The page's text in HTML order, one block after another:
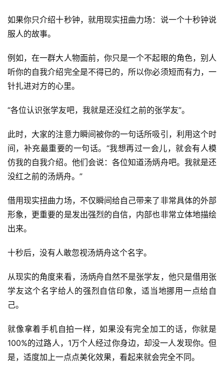
投
稿
每
好
诗
如果你只介绍十秒钟，就用现实扭曲力场：说一个十秒钟说
服人的故事。
例如，在一群大人物面前，你只是一个不起眼的角色，别人
听你的自我介绍完全是不得已的，所以你必须短而有力，一
针扎进对方的心里。
“各位认识张学友吧，我就是还没红之前的张学友”。
此时，大家的注意力瞬间被你的一句话所吸引，利用这个时
间，补充最重要的一句话。“我想再过一会儿，就会有人模
仿我的自我介绍。他们会说：各位知道汤炳舟吧。我就是还
没红之前的汤炳舟。”
借用现实扭曲力场，不仅瞬间给自己带来了非常具体的外部
形象，更重要的是发出强烈的自信，内部也非常立体地描绘
出来。
十秒后，没有人敢忽视汤炳舟这个名字。
从现实的角度来看，汤炳舟自然不是张学友，他只是借用张
学友这个名字给人的强烈自信印象，适当地挪用一点给自
己。
就像拿着手机自拍一样，如果没有完全加工的话，你就是
100%的过路人，1万个人经过你身边，却没一人发现你。但
是，适度加上一点点美化效果，看起来就会完全不同。